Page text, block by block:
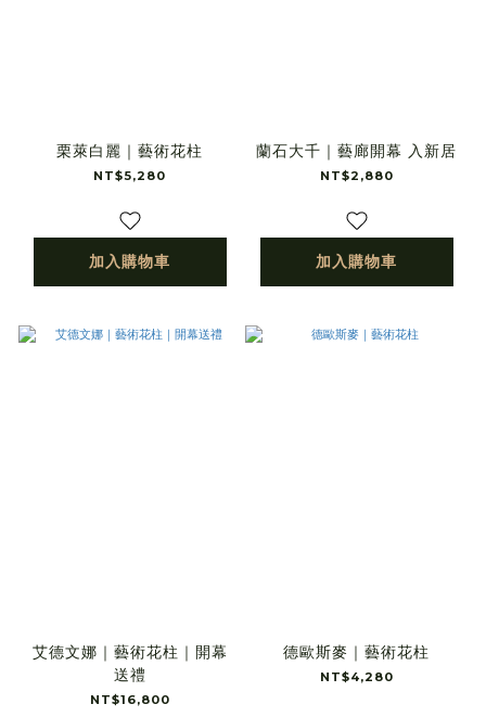
栗萊白麗｜藝術花柱
NT$5,280
加入購物車
蘭石大千｜藝廊開幕 入新居
NT$2,880
加入購物車
艾德文娜｜藝術花柱｜開幕
送禮
NT$16,800
德歐斯麥｜藝術花柱
NT$4,280